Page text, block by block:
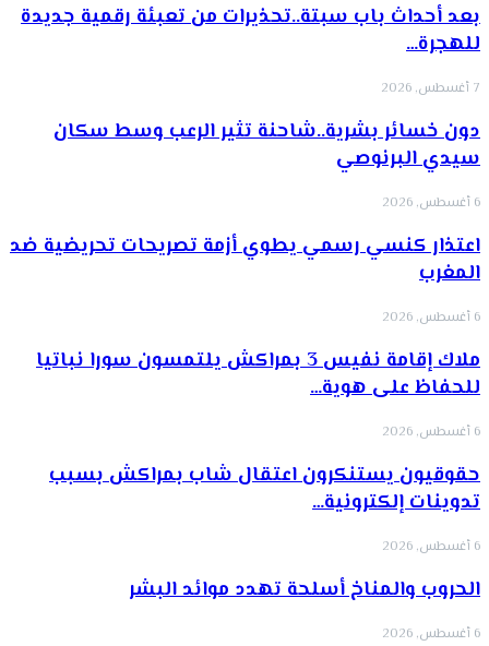
بعد أحداث باب سبتة..تحذيرات من تعبئة رقمية جديدة
للهجرة…
7 أغسطس, 2026
دون خسائر بشرية..شاحنة تثير الرعب وسط سكان
سيدي البرنوصي
6 أغسطس, 2026
اعتذار كنسي رسمي يطوي أزمة تصريحات تحريضية ضد
المغرب
6 أغسطس, 2026
ملاك إقامة نفيس 3 بمراكش يلتمسون سورا نباتيا
للحفاظ على هوية…
6 أغسطس, 2026
حقوقيون يستنكرون اعتقال شاب بمراكش بسبب
تدوينات إلكترونية…
6 أغسطس, 2026
الحروب والمناخ أسلحة تهدد موائد البشر
6 أغسطس, 2026